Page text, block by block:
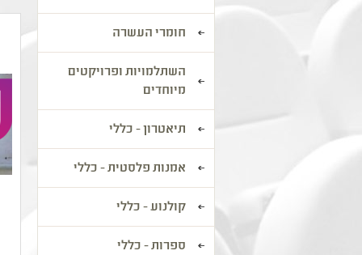
חומרי העשרה
השתלמויות ופרויקטים
מיוחדים
תיאטרון - כללי
אמנות פלסטית - כללי
קולנוע - כללי
ספרות - כללי